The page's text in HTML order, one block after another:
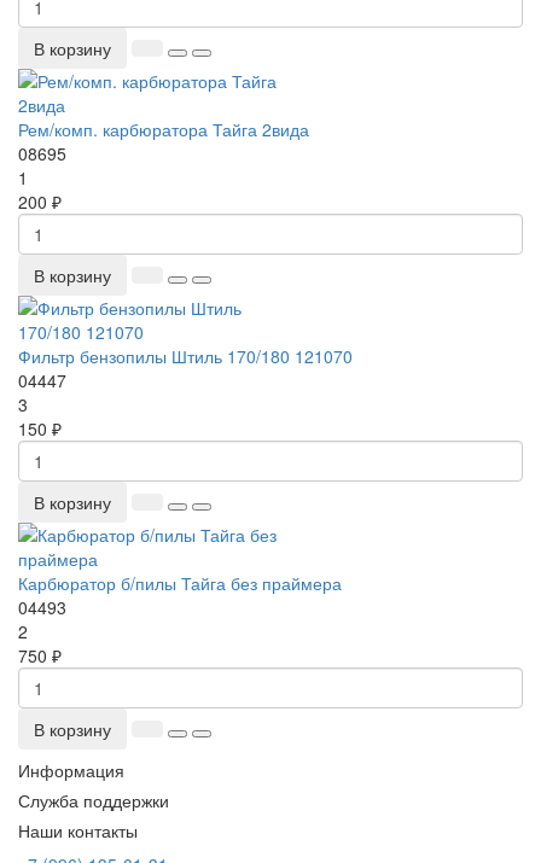
В корзину
Рем/комп. карбюратора Тайга 2вида
08695
1
200 ₽
В корзину
Фильтр бензопилы Штиль 170/180 121070
04447
3
150 ₽
В корзину
Карбюратор б/пилы Тайга без праймера
04493
2
750 ₽
В корзину
Информация
Служба поддержки
Наши контакты